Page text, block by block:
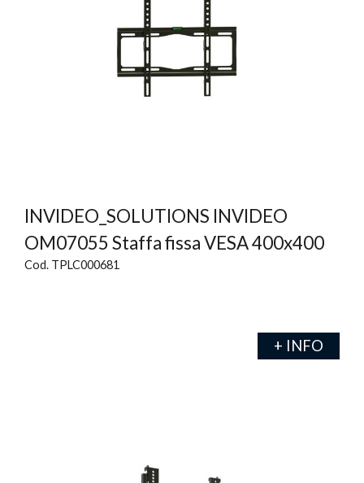
INVIDEO_SOLUTIONS INVIDEO
OM07055 Staffa fissa VESA 400x400
Cod. TPLC000681
+ INFO